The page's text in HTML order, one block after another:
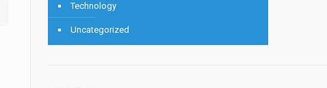
Technology
Uncategorized